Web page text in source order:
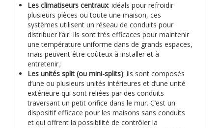
Les climatiseurs centraux: idéals pour refroidir
plusieurs pièces ou toute une maison, ces
systèmes utilisent un réseau de conduits pour
distribuer l’air. Ils sont très efficaces pour maintenir
une température uniforme dans de grands espaces,
mais peuvent être coûteux à installer et à
entretenir ;
Les unités split (ou mini-splits): ils sont composés
d’une ou plusieurs unités intérieures et d’une unité
extérieure qui sont reliées par des conduits
traversant un petit orifice dans le mur. C’est un
dispositif efficace pour les maisons sans conduits
et qui offrent la possibilité de contrôler la